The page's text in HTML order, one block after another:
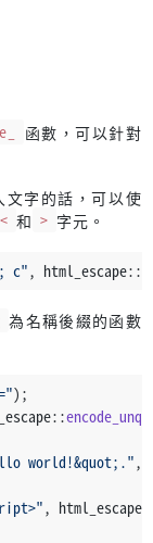
函數，可以針對
文字的話，可以使
< 和 > 字元。
c", html_escape::
為名稱後綴的函數
);
world!&quot;.",
,